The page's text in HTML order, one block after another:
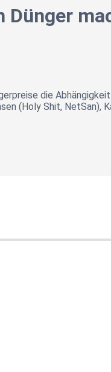
Dünger
die
(Holy Shit, NetSan),